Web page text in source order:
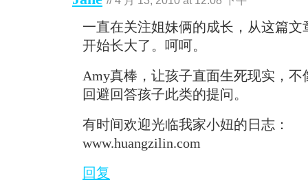
一直在关注姐妹俩的成长，从这篇文
开始长大了。呵呵。
Amy真棒，让孩子直面生死现实，不
回避回答孩子此类的提问。
有时间欢迎光临我家小妞的日志：
www.huangzilin.com
回复